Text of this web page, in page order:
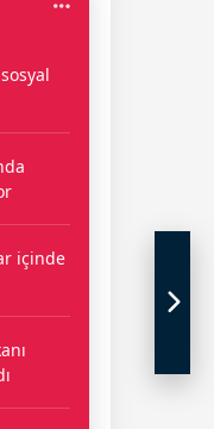
içinde